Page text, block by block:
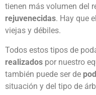
tienen más volumen del
rejuvenecidas. Hay que
viejas y débiles.
Todos estos tipos de
realizados por nuestro
también puede ser de
situación y del tipo de